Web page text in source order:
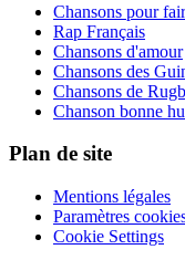
Chansons pour
Rap Français
Chansons d'amour
Chansons des
Chansons de
Chanson bonne
Plan de site
Mentions légales
Paramètres
Cookie Settings